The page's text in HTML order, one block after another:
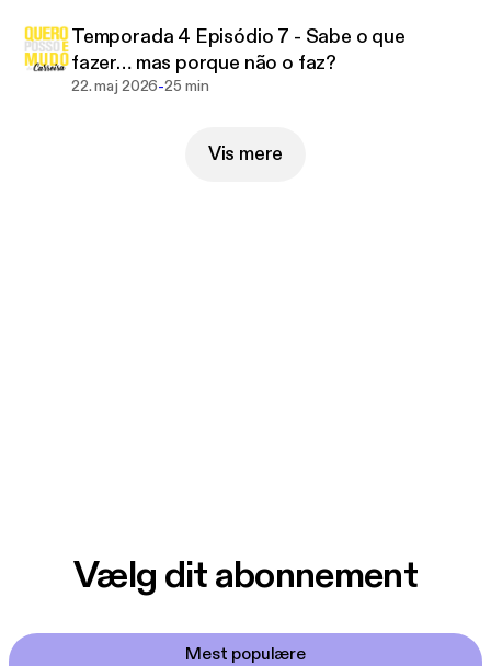
Temporada 4 Episódio 7 - Sabe o que
fazer… mas porque não o faz?
22. maj 2026-25 min
Vis mere
Vælg dit abonnement
Mest populære